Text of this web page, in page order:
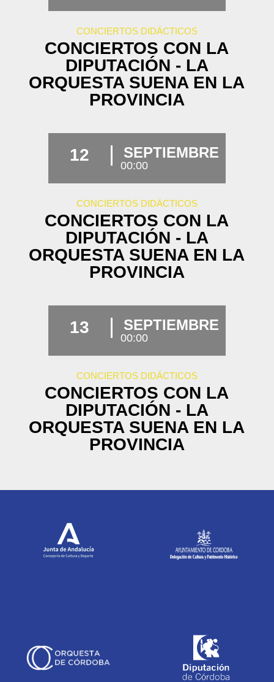
CONCIERTOS DIDÁCTICOS
CONCIERTOS CON LA
DIPUTACIÓN - LA
ORQUESTA SUENA EN LA
PROVINCIA
12 SEPTIEMBRE
00:00
CONCIERTOS DIDÁCTICOS
CONCIERTOS CON LA
DIPUTACIÓN - LA
ORQUESTA SUENA EN LA
PROVINCIA
13 SEPTIEMBRE
00:00
CONCIERTOS DIDÁCTICOS
CONCIERTOS CON LA
DIPUTACIÓN - LA
ORQUESTA SUENA EN LA
PROVINCIA